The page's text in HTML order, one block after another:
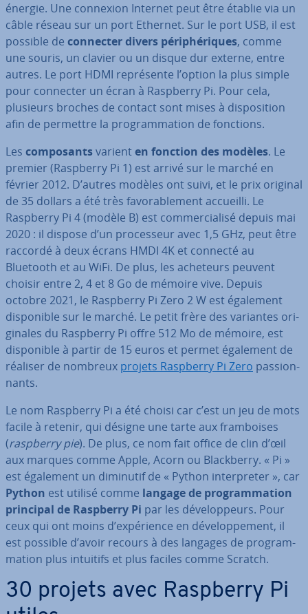
énergie. Une connexion Internet peut être établie via un
câble réseau sur un port Ethernet. Sur le port USB, il est
possible de connecter divers pé­ri­phé­riques, comme
une souris, un clavier ou un disque dur externe, entre
autres. Le port HDMI re­pré­sente l’option la plus simple
pour connecter un écran à Raspberry Pi. Pour cela,
plusieurs broches de contact sont mises à dis­po­si­tion
afin de permettre la pro­gram­ma­tion de fonctions.
Les com­po­santsvarienten fonction des modèles. Le
premier (Raspberry Pi 1) est arrivé sur le marché en
février 2012. D’autres modèles ont suivi, et le prix original
de 35 dollars a été très fa­vo­ra­ble­ment accueilli. Le
Raspberry Pi 4 (modèle B) est com­mer­cia­lisé depuis mai
2020 : il dispose d’un pro­ces­seur avec 1,5 GHz, peut être
raccordé à deux écrans HMDI 4K et connecté au
Bluetooth et au WiFi. De plus, les acheteurs peuvent
choisir entre 2, 4 et 8 Go de mémoire vive. Depuis
octobre 2021, le Raspberry Pi Zero 2 W est également
dis­po­nible sur le marché. Le petit frère des variantes ori­
gi­nales du Raspberry Pi offre 512 Mo de mémoire, est
dis­po­nible à partir de 15 euros et permet également de
réaliser de nombreux projets Raspberry Pi Zero pas­sion­
nants.
Le nom Raspberry Pi a été choisi car c’est un jeu de mots
facile à retenir, qui désigne une tarte aux fram­boises
(raspberry pie). De plus, ce nom fait office de clin d’œil
aux marques comme Apple, Acorn ou Black­berry. « Pi »
est également un diminutif de « Python in­ter­pre­ter », car
Python est utilisé comme langage de pro­gram­ma­tion
principal de Raspberry Pi par les dé­ve­lop­peurs. Pour
ceux qui ont moins d’ex­pé­rience en dé­ve­lop­pe­ment, il
est possible d’avoir recours à des langages de pro­gram­
ma­tion plus intuitifs et plus faciles comme Scratch.
30 projets avec Raspberry Pi